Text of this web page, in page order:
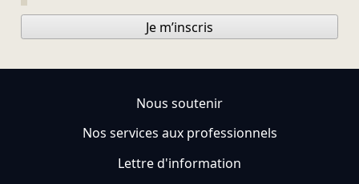
Je m’inscris
Nous soutenir
Nos services aux professionnels
Lettre d'information